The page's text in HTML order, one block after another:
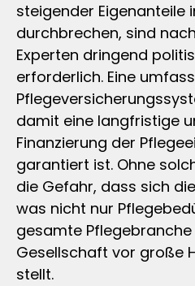
steigender Eigenanteile
durchbrechen, sind
Experten dringend
erforderlich. Eine
damit eine langfristige
Finanzierung der
garantiert ist. Ohne
die Gefahr, dass sich
was nicht nur
gesamte
Gesellschaft vor große
stellt.